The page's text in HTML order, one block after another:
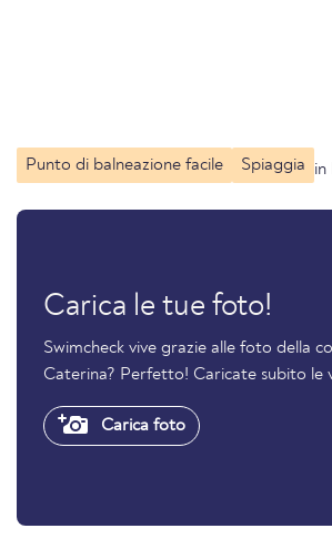
Punto di balneazione facile Spiaggia in
Carica le tue foto!
Swimcheck vive grazie alle foto della
Caterina? Perfetto! Caricate subito
Carica foto